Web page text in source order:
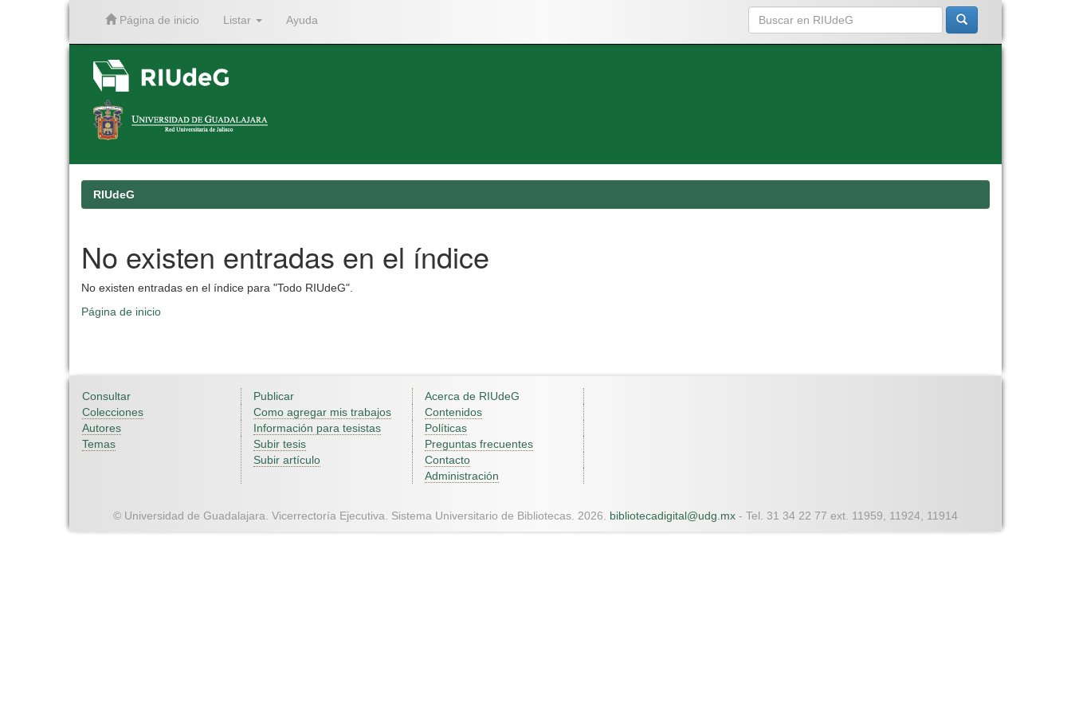
Página de inicio Listar Ayuda
RIUdeG
No existen entradas en el índice
No existen entradas en el índice para "Todo RIUdeG".
Página de inicio
Consultar
Colecciones
Autores
Temas
Publicar
Como agregar mis trabajos
Información para tesistas
Subir tesis
Subir artículo
Acerca de RIUdeG
Contenidos
Políticas
Preguntas frecuentes
Contacto
Administración
© Universidad de Guadalajara. Vicerrectoría Ejecutiva. Sistema Universitario de Bibliotecas. 2026. bibliotecadigital@udg.mx - Tel. 31 34 22 77 ext. 11959, 11924, 11914